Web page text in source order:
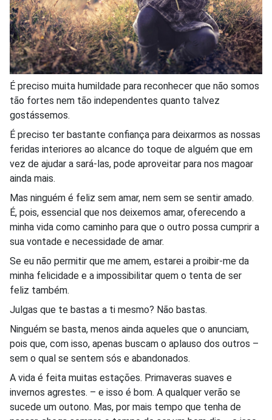
É preciso muita humildade para reconhecer que não somos
tão fortes nem tão independentes quanto talvez
gostássemos.
É preciso ter bastante confiança para deixarmos as nossas
feridas interiores ao alcance do toque de alguém que em
vez de ajudar a sará-las, pode aproveitar para nos magoar
ainda mais.
Mas ninguém é feliz sem amar, nem sem se sentir amado.
É, pois, essencial que nos deixemos amar, oferecendo a
minha vida como caminho para que o outro possa cumprir a
sua vontade e necessidade de amar.
Se eu não permitir que me amem, estarei a proibir-me da
minha felicidade e a impossibilitar quem o tenta de ser
feliz também.
Julgas que te bastas a ti mesmo? Não bastas.
Ninguém se basta, menos ainda aqueles que o anunciam,
pois que, com isso, apenas buscam o aplauso dos outros –
sem o qual se sentem sós e abandonados.
A vida é feita muitas estações. Primaveras suaves e
invernos agrestes. – e isso é bom. A qualquer verão se
sucede um outono. Mas, por mais tempo que tenha de